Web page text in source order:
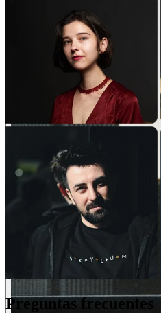
Preguntas frecuentes